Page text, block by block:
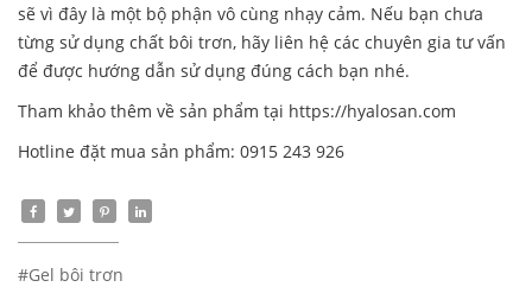
sẽ vì đây là một bộ phận vô cùng nhạy cảm. Nếu bạn chưa
từng sử dụng chất bôi trơn, hãy liên hệ các chuyên gia tư vấn
để được hướng dẫn sử dụng đúng cách bạn nhé.
Tham khảo thêm về sản phẩm tại https://hyalosan.com
Hotline đặt mua sản phẩm: 0915 243 926
#Gel bôi trơn